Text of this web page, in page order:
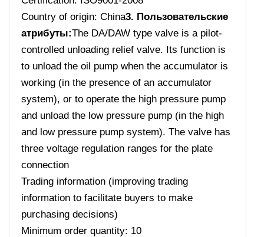
Country of origin: China3. Пользовательские
атрибуты:The DA/DAW type valve is a pilot-
controlled unloading relief valve. Its function is
to unload the oil pump when the accumulator is
working (in the presence of an accumulator
system), or to operate the high pressure pump
and unload the low pressure pump (in the high
and low pressure pump system). The valve has
three voltage regulation ranges for the plate
connection
Trading information (improving trading
information to facilitate buyers to make
purchasing decisions)
Minimum order quantity: 10